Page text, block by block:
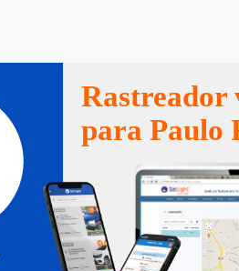
Rastreador
para Paulo